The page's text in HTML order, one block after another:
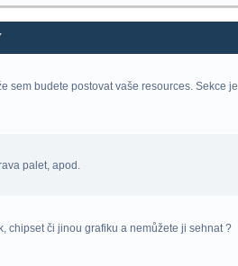
sem budete postovat vaše resources. Sekce je
palet, apod.
chipset či jinou grafiku a nemůžete ji sehnat ?